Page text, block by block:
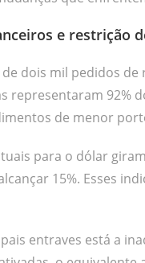
e restrição
de dois mil pedidos
representaram 92%
de menor
para o dólar
15%. Esses
entraves está a